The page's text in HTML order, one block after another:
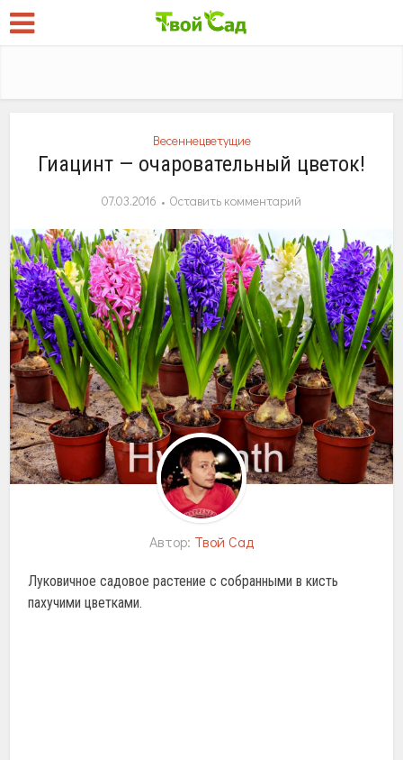
Весеннецветущие
Гиацинт — очаровательный цветок!
07.03.2016 Оставить комментарий
Автор: Твой Сад
Луковичное садовое растение с собранными в кисть
пахучими цветками.